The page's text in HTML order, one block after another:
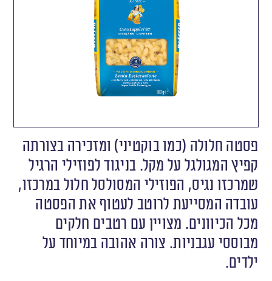
פסטה חלולה (כמו בוקטיני) ומזכירה בצורתה
קפיץ המגולגל על מקל. בניגוד לפוזילי הרגיל
שמרכזו נגיס, הפוזילי המסולסל חלול במרכזו,
עובדה המסייעת לרוטב לעטוף את הפסטה
מכל הכיוונים. מצויין עם רטבים חלקים
מבוססי עגבניות. צורה אהובה במיוחד על
ילדים.